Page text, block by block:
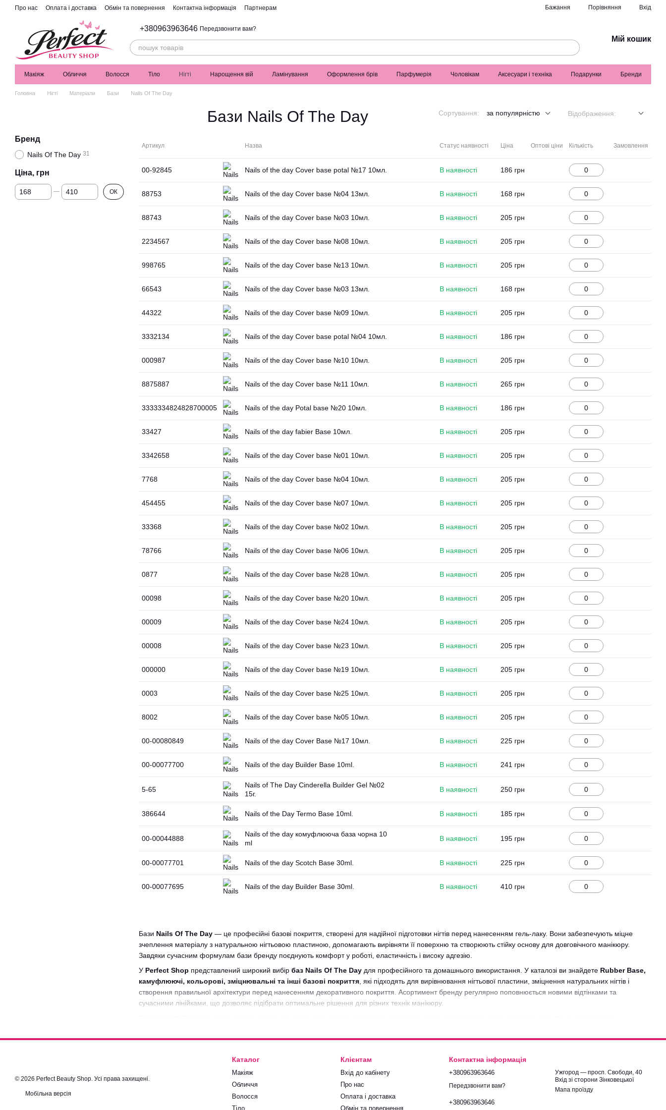
Перейти до основного контенту
Про нас Оплата і доставка Обмін та повернення Контактна інформація Партнерам Бажання Порівняння Вхід
+380963963646 Передзвонити вам?
Мій кошик
Макіяж Обличчя Волосся Тіло Нігті Нарощення вій Ламінування Оформлення брів Парфумерія Чоловікам Аксесуари і техніка Подарунки Бренди
Головна Нігті Матеріали Бази Nails Of The Day
Бази Nails Of The Day Сортування: за популярністю Відображення:
Бази Nails Of The Day — це професійні базові покриття, створені для надійної підготовки нігтів перед нанесенням гель-лаку. Вони забезпечують міцне
зчеплення матеріалу з натуральною нігтьовою пластиною, допомагають вирівняти її поверхню та створюють стійку основу для довговічного манікюру.
Завдяки сучасним формулам бази бренду поєднують комфорт у роботі, еластичність і високу адгезію.
У Perfect Shop представлений широкий вибір баз Nails Of The Day для професійного та домашнього використання. У каталозі ви знайдете Rubber Base,
камуфлюючі, кольорові, зміцнювальні та інші базові покриття, які підходять для вирівнювання нігтьової пластини, зміцнення натуральних нігтів і
створення правильної архітектури перед нанесенням декоративного покриття. Асортимент бренду регулярно поповнюється новими відтінками та
сучасними лінійками, що дозволяє підібрати оптимальне рішення для різних технік манікюру.
формул майстер може обрати базу як для тонкого підкладкового шару, так і для зміцнення або легкого вирівнювання натуральної нігтьової пластини.
бази, а також актуальні новинки. Ми регулярно оновлюємо каталог, пропонуємо професійні матеріали для nail-майстрів і забезпечуємо швидку доставку по
всій Україні.
Артикул Назва Статус наявності Ціна Оптові ціни Кількість Замовлення
00-92845 Nails of the day Cover base potal №17 10мл. В наявності 186 грн
88753 Nails of the day Cover base №04 13мл. В наявності 168 грн
88743 Nails of the day Cover base №03 10мл. В наявності 205 грн
2234567 Nails of the day Cover base №08 10мл. В наявності 205 грн
998765 Nails of the day Cover base №13 10мл. В наявності 205 грн
66543 Nails of the day Cover base №03 13мл. В наявності 168 грн
44322 Nails of the day Cover base №09 10мл. В наявності 205 грн
3332134 Nails of the day Cover base potal №04 10мл. В наявності 186 грн
000987 Nails of the day Cover base №10 10мл. В наявності 205 грн
8875887 Nails of the day Cover base №11 10мл. В наявності 265 грн
3333334824828700005 Nails of the day Potal base №20 10мл. В наявності 186 грн
33427 Nails of the day fabier Base 10мл. В наявності 205 грн
3342658 Nails of the day Cover base №01 10мл. В наявності 205 грн
7768 Nails of the day Cover base №04 10мл. В наявності 205 грн
454455 Nails of the day Cover base №07 10мл. В наявності 205 грн
33368 Nails of the day Cover base №02 10мл. В наявності 205 грн
78766 Nails of the day Cover base №06 10мл. В наявності 205 грн
0877 Nails of the day Cover base №28 10мл. В наявності 205 грн
00098 Nails of the day Cover base №20 10мл. В наявності 205 грн
00009 Nails of the day Cover base №24 10мл. В наявності 205 грн
00008 Nails of the day Cover base №23 10мл. В наявності 205 грн
000000 Nails of the day Cover base №19 10мл. В наявності 205 грн
0003 Nails of the day Cover base №25 10мл. В наявності 205 грн
8002 Nails of the day Cover base №05 10мл. В наявності 205 грн
00-00080849 Nails of the day Cover Base №17 10мл. В наявності 225 грн
00-00077700 Nails of the day Builder Base 10ml. В наявності 241 грн
5-65
Nails of The Day Cinderella Builder Gel №02
15г.
В наявності 250 грн
386644 Nails of the Day Termo Base 10ml. В наявності 185 грн
00-00044888
Nails of the day комуфлююча база чорна 10
ml
В наявності 195 грн
00-00077701 Nails of the day Scotch Base 30ml. В наявності 225 грн
00-00077695 Nails of the day Builder Base 30ml. В наявності 410 грн
Бренд
Nails Of The Day 31
Ціна, грн
Від Ціна, грн
До Ціна, грн ОК
© 2026 Perfect Beauty Shop. Усі права захищені.
Мобільна версія
Каталог
Макіяж
Обличчя
Волосся
Тіло
Клієнтам
Вхід до кабінету
Про нас
Оплата і доставка
Обмін та повернення
Контактна інформація
+380963963646
Передзвонити вам?
+380963963646
Ужгород — просп. Свободи, 40
Вхід зі сторони Зінковецької
Мапа проїзду